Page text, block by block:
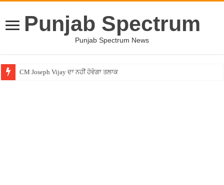
Punjab Spectrum
Punjab Spectrum News
CM Joseph Vijay ਦਾ ਨਹੀਂ ਹੋਵੇਗਾ ਤਲਾਕ